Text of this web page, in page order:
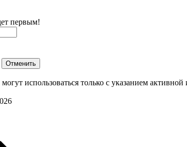
первым!
могут использоваться только с указанием